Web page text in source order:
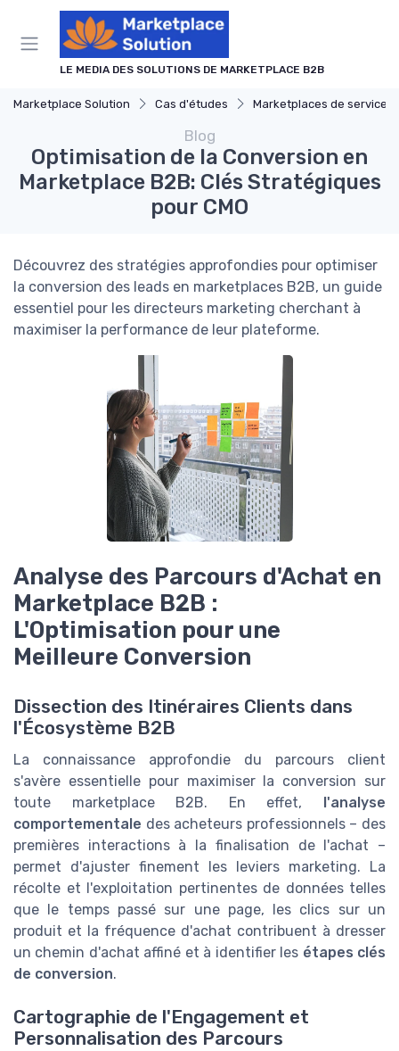
LE MEDIA DES SOLUTIONS DE MARKETPLACE B2B
Marketplace Solution Cas d'études Marketplaces de services interne
Blog
Optimisation de la Conversion en
Marketplace B2B: Clés Stratégiques
pour CMO
Découvrez des stratégies approfondies pour optimiser
la conversion des leads en marketplaces B2B, un guide
essentiel pour les directeurs marketing cherchant à
maximiser la performance de leur plateforme.
Analyse des Parcours d'Achat en
Marketplace B2B :
L'Optimisation pour une
Meilleure Conversion
Dissection des Itinéraires Clients dans
l'Écosystème B2B
La connaissance approfondie du parcours client
s'avère essentielle pour maximiser la conversion sur
toute marketplace B2B. En effet, l'analyse
comportementale des acheteurs professionnels – des
premières interactions à la finalisation de l'achat –
permet d'ajuster finement les leviers marketing. La
récolte et l'exploitation pertinentes de données telles
que le temps passé sur une page, les clics sur un
produit et la fréquence d'achat contribuent à dresser
un chemin d'achat affiné et à identifier les étapes clés
de conversion.
Cartographie de l'Engagement et
Personnalisation des Parcours
Panneau de gestion des cookies